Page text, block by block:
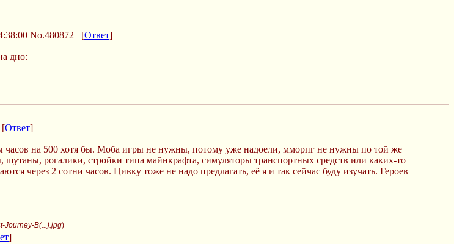
No.480872 [Ответ]
дно:
[Ответ]
часов на 500 хотя бы. Моба игры не нужны, потому уже надоели, мморпг не нужны по той же
рогалики, стройки типа майнкрафта, симуляторы транспортных средств или каких-то
через 2 сотни часов. Цивку тоже не надо предлагать, её я и так сейчас буду изучать. Героев
Journey-B(...).jpg)
]